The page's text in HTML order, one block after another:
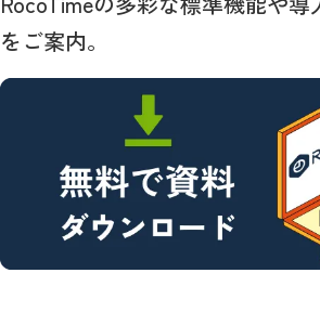
をご案内。